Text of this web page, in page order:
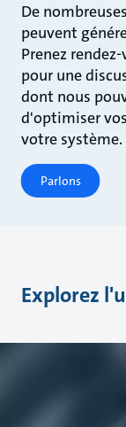
De
peuvent
Prenez
pour une
dont nous
d'optimiser
votre système.
Parlons
Explorez